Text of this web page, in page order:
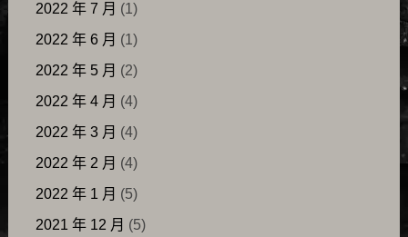
2022 年 7 月 (1)
2022 年 6 月 (1)
2022 年 5 月 (2)
2022 年 4 月 (4)
2022 年 3 月 (4)
2022 年 2 月 (4)
2022 年 1 月 (5)
2021 年 12 月 (5)